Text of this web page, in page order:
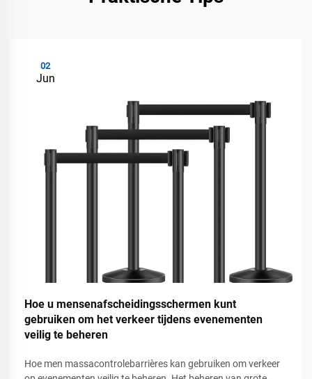
02
Jun
Hoe u mensenafscheidingsschermen kunt
gebruiken om het verkeer tijdens evenementen
veilig te beheren
Hoe men massacontrolebarrières kan gebruiken om verkeer